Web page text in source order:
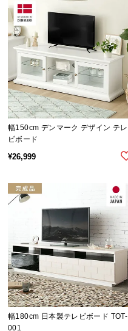
様
ー
ト
お
知
せ
グ
企
情
報
幅150cm デンマーク デザイン テレ
ビボード
¥26,999
幅180cm 日本製テレビボード TOT-
001